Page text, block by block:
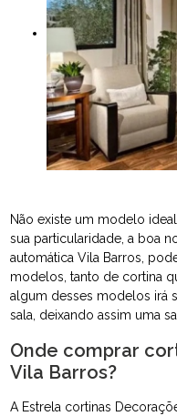
Não existe um modelo
sua particularidade, a boa
automática Vila Barros,
modelos, tanto de cortina
algum desses modelos irá
sala, deixando assim uma
Onde comprar
Vila Barros?
A Estrela cortinas